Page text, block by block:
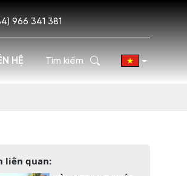
966 341 381
HỆ
liên quan: